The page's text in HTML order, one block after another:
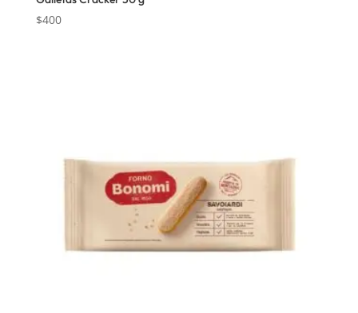
$400